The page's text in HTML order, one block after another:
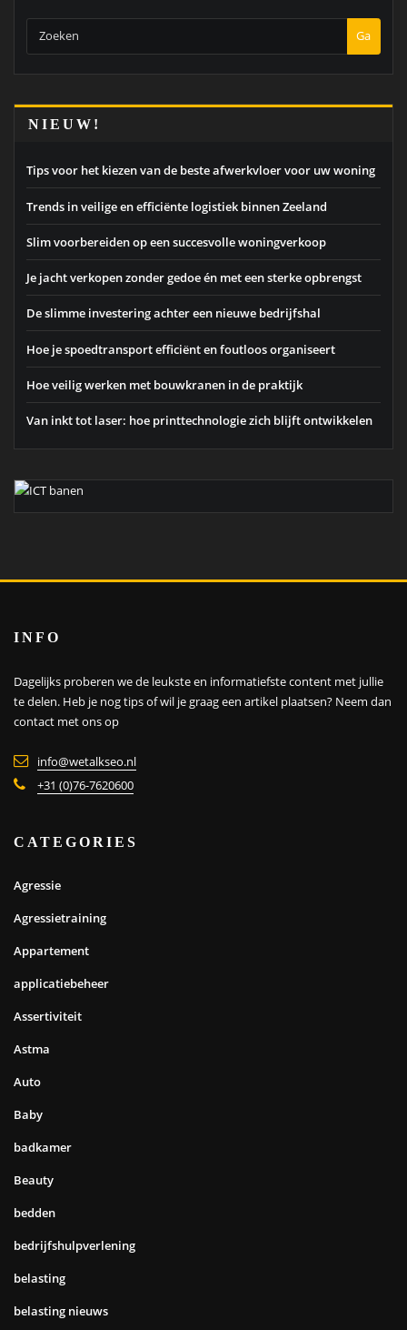
Ga
NIEUW!
Tips voor het kiezen van de beste afwerkvloer voor uw woning
Trends in veilige en efficiënte logistiek binnen Zeeland
Slim voorbereiden op een succesvolle woningverkoop
Je jacht verkopen zonder gedoe én met een sterke opbrengst
De slimme investering achter een nieuwe bedrijfshal
Hoe je spoedtransport efficiënt en foutloos organiseert
Hoe veilig werken met bouwkranen in de praktijk
Van inkt tot laser: hoe printtechnologie zich blijft ontwikkelen
INFO
Dagelijks proberen we de leukste en informatiefste content met jullie
te delen. Heb je nog tips of wil je graag een artikel plaatsen? Neem dan
contact met ons op
info@wetalkseo.nl
+31 (0)76-7620600
CATEGORIES
Agressie
Agressietraining
Appartement
applicatiebeheer
Assertiviteit
Astma
Auto
Baby
badkamer
Beauty
bedden
bedrijfshulpverlening
belasting
belasting nieuws